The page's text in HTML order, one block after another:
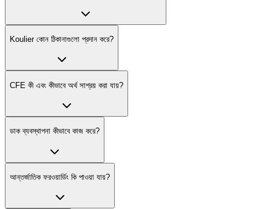
Koulier কোন ঠিকানাগুলো প্রদান করে?
CFE কী এবং কীভাবে অর্থ সাশ্রয় করা যায়?
ডাক ব্যবস্থাপনা কীভাবে কাজ করে?
আন্তর্জাতিক ফরওয়ার্ডিং কি পাওয়া যায়?